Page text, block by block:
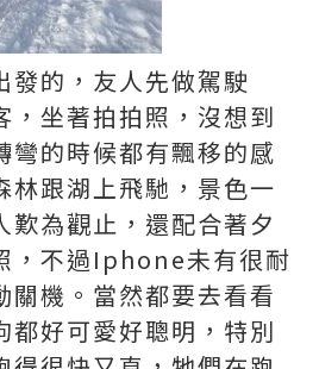
發的，友人先做駕駛
，坐著拍拍照，沒想到
彎的時候都有飄移的感
林跟湖上飛馳，景色一
歎為觀止，還配合著夕
，不過Iphone未有很耐
關機。當然都要去看看
都好可愛好聰明，特別